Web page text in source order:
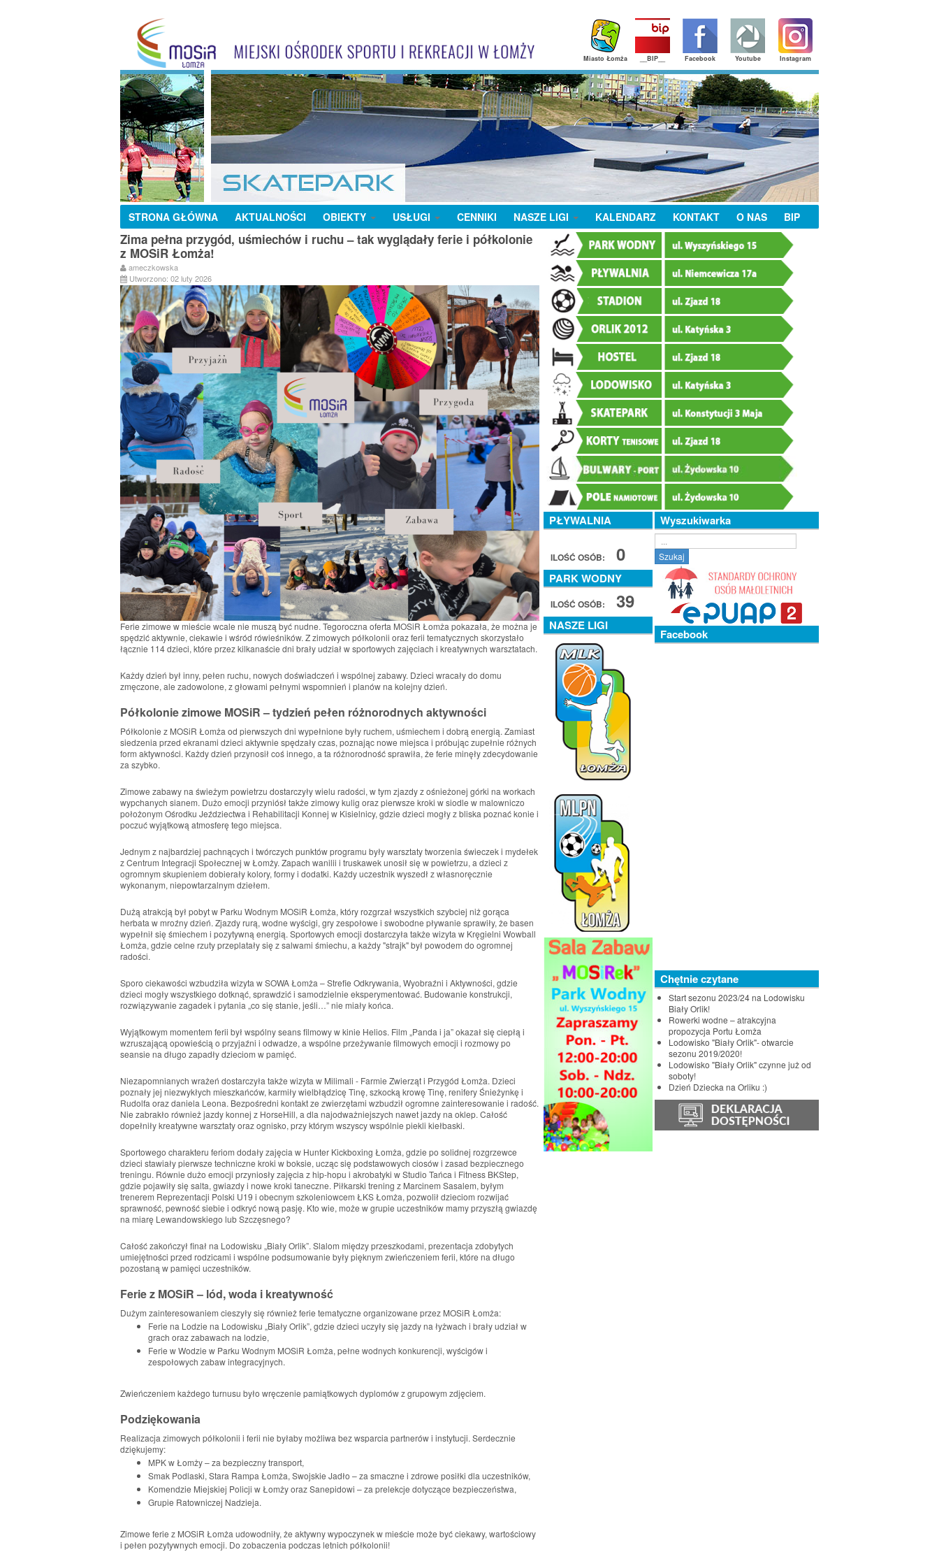
Instagram
Youtube
Facebook
__BIP__
Miasto Łomża
STRONA GŁÓWNA AKTUALNOŚCI OBIEKTY USŁUGI CENNIKI NASZE LIGI KALENDARZ KONTAKT O NAS BIP
Zima pełna przygód, uśmiechów i ruchu – tak wyglądały ferie i półkolonie
z MOSiR Łomża!
ameczkowska
Utworzono: 02 luty 2026
Ferie zimowe w mieście wcale nie muszą być nudne. Tegoroczna oferta MOSiR Łomża pokazała, że można je
spędzić aktywnie, ciekawie i wśród rówieśników. Z zimowych półkolonii oraz ferii tematycznych skorzystało
łącznie 114 dzieci, które przez kilkanaście dni brały udział w sportowych zajęciach i kreatywnych warsztatach.
Każdy dzień był inny, pełen ruchu, nowych doświadczeń i wspólnej zabawy. Dzieci wracały do domu
zmęczone, ale zadowolone, z głowami pełnymi wspomnień i planów na kolejny dzień.
Półkolonie zimowe MOSiR – tydzień pełen różnorodnych aktywności
Półkolonie z MOSiR Łomża od pierwszych dni wypełnione były ruchem, uśmiechem i dobrą energią. Zamiast
siedzenia przed ekranami dzieci aktywnie spędzały czas, poznając nowe miejsca i próbując zupełnie różnych
form aktywności. Każdy dzień przynosił coś innego, a ta różnorodność sprawiła, że ferie minęły zdecydowanie
za szybko.
Zimowe zabawy na świeżym powietrzu dostarczyły wielu radości, w tym zjazdy z ośnieżonej górki na workach
wypchanych sianem. Dużo emocji przyniósł także zimowy kulig oraz pierwsze kroki w siodle w malowniczo
położonym Ośrodku Jeździectwa i Rehabilitacji Konnej w Kisielnicy, gdzie dzieci mogły z bliska poznać konie i
poczuć wyjątkową atmosferę tego miejsca.
Jednym z najbardziej pachnących i twórczych punktów programu były warsztaty tworzenia świeczek i mydełek
z Centrum Integracji Społecznej w Łomży. Zapach wanilii i truskawek unosił się w powietrzu, a dzieci z
ogromnym skupieniem dobierały kolory, formy i dodatki. Każdy uczestnik wyszedł z własnoręcznie
wykonanym, niepowtarzalnym dziełem.
Dużą atrakcją był pobyt w Parku Wodnym MOSiR Łomża, który rozgrzał wszystkich szybciej niż gorąca
herbata w mroźny dzień. Zjazdy rurą, wodne wyścigi, gry zespołowe i swobodne pływanie sprawiły, że basen
wypełnił się śmiechem i pozytywną energią. Sportowych emocji dostarczyła także wizyta w Kręgielni Wowball
Łomża, gdzie celne rzuty przeplatały się z salwami śmiechu, a każdy "strajk" był powodem do ogromnej
radości.
Sporo ciekawości wzbudziła wizyta w SOWA Łomża – Strefie Odkrywania, Wyobraźni i Aktywności, gdzie
dzieci mogły wszystkiego dotknąć, sprawdzić i samodzielnie eksperymentować. Budowanie konstrukcji,
rozwiązywanie zagadek i pytania „co się stanie, jeśli…” nie miały końca.
Wyjątkowym momentem ferii był wspólny seans filmowy w kinie Helios. Film „Panda i ja” okazał się ciepłą i
wzruszającą opowieścią o przyjaźni i odwadze, a wspólne przeżywanie filmowych emocji i rozmowy po
seansie na długo zapadły dzieciom w pamięć.
Niezapomnianych wrażeń dostarczyła także wizyta w Milimali - Farmie Zwierząt i Przygód Łomża. Dzieci
poznały jej niezwykłych mieszkańców, karmiły wielbłądzicę Tinę, szkocką krowę Tinę, renifery Śnieżynkę i
Rudolfa oraz daniela Leona. Bezpośredni kontakt ze zwierzętami wzbudził ogromne zainteresowanie i radość.
Nie zabrakło również jazdy konnej z HorseHill, a dla najodważniejszych nawet jazdy na oklep. Całość
dopełniły kreatywne warsztaty oraz ognisko, przy którym wszyscy wspólnie piekli kiełbaski.
Sportowego charakteru feriom dodały zajęcia w Hunter Kickboxing Łomża, gdzie po solidnej rozgrzewce
dzieci stawiały pierwsze techniczne kroki w boksie, ucząc się podstawowych ciosów i zasad bezpiecznego
treningu. Równie dużo emocji przyniosły zajęcia z hip-hopu i akrobatyki w Studio Tańca i Fitness BKStep,
gdzie pojawiły się salta, gwiazdy i nowe kroki taneczne. Piłkarski trening z Marcinem Sasalem, byłym
trenerem Reprezentacji Polski U19 i obecnym szkoleniowcem ŁKS Łomża, pozwolił dzieciom rozwijać
sprawność, pewność siebie i odkryć nową pasję. Kto wie, może w grupie uczestników mamy przyszłą gwiazdę
na miarę Lewandowskiego lub Szczęsnego?
Całość zakończył finał na Lodowisku „Biały Orlik”. Slalom między przeszkodami, prezentacja zdobytych
umiejętności przed rodzicami i wspólne podsumowanie były pięknym zwieńczeniem ferii, które na długo
pozostaną w pamięci uczestników.
Ferie z MOSiR – lód, woda i kreatywność
Dużym zainteresowaniem cieszyły się również ferie tematyczne organizowane przez MOSiR Łomża:
Ferie na Lodzie na Lodowisku „Biały Orlik”, gdzie dzieci uczyły się jazdy na łyżwach i brały udział w
grach oraz zabawach na lodzie,
Ferie w Wodzie w Parku Wodnym MOSiR Łomża, pełne wodnych konkurencji, wyścigów i
zespołowych zabaw integracyjnych.
Zwieńczeniem każdego turnusu było wręczenie pamiątkowych dyplomów z grupowym zdjęciem.
Podziękowania
Realizacja zimowych półkolonii i ferii nie byłaby możliwa bez wsparcia partnerów i instytucji. Serdecznie
dziękujemy:
MPK w Łomży – za bezpieczny transport,
Smak Podlaski, Stara Rampa Łomża, Swojskie Jadło – za smaczne i zdrowe posiłki dla uczestników,
Komendzie Miejskiej Policji w Łomży oraz Sanepidowi – za prelekcje dotyczące bezpieczeństwa,
Grupie Ratowniczej Nadzieja.
Zimowe ferie z MOSiR Łomża udowodniły, że aktywny wypoczynek w mieście może być ciekawy, wartościowy
i pełen pozytywnych emocji. Do zobaczenia podczas letnich półkolonii!
PŁYWALNIA
ILOŚĆ OSÓB: 0
PARK WODNY
ILOŚĆ OSÓB: 39
NASZE LIGI
Wyszukiwarka
Szukaj
Facebook
Chętnie czytane
Start sezonu 2023/24 na Lodowisku
Biały Orlik!
Rowerki wodne – atrakcyjna
propozycja Portu Łomża
Lodowisko "Biały Orlik"- otwarcie
sezonu 2019/2020!
Lodowisko "Biały Orlik" czynne już od
soboty!
Dzień Dziecka na Orliku :)